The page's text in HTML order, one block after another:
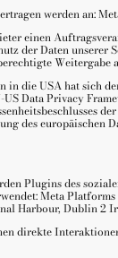
werden an:
einen
der Daten unserer
Weitergabe
in die USA hat sich
Data Privacy
des europäischen
Plugins des
Meta
Harbour, Dublin 2
direkte